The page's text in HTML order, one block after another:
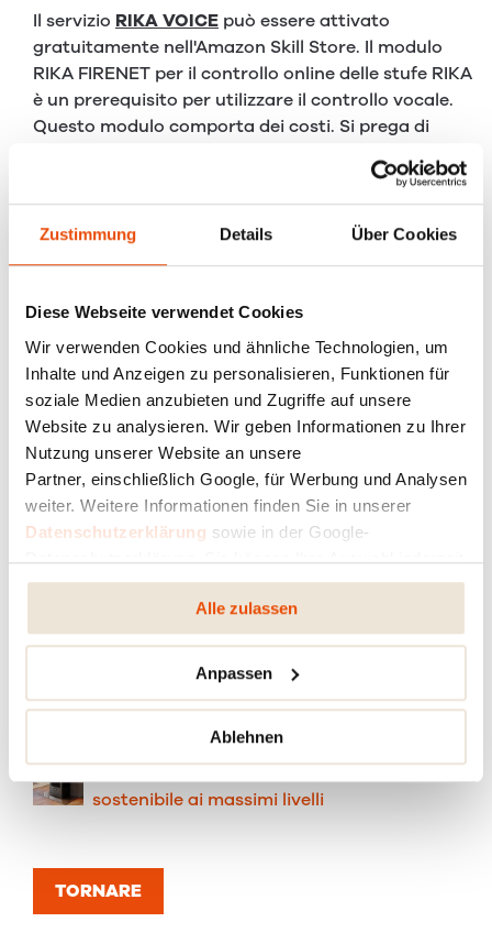
Zustimmung Details Über Cookies
Diese Webseite verwendet Cookies
Wir verwenden Cookies und ähnliche Technologien, um
Inhalte und Anzeigen zu personalisieren, Funktionen für
soziale Medien anzubieten und Zugriffe auf unsere
Website zu analysieren. Wir geben Informationen zu Ihrer
Nutzung unserer Website an unsere
Partner, einschließlich Google, für Werbung und Analysen
weiter. Weitere Informationen finden Sie in unserer
Datenschutzerklärung sowie in der Google-
Datenschutzerklärung. Sie können Ihre Auswahl jederzeit
ändern oder widerrufen.
Alle zulassen
Anpassen
Ablehnen
Il servizio RIKA VOICE può essere attivato
gratuitamente nell'Amazon Skill Store. Il modulo
RIKA FIRENET per il controllo online delle stufe RIKA
è un prerequisito per utilizzare il controllo vocale.
Questo modulo comporta dei costi. Si prega di
+
ALTRI ARTICOLI INTERESSANTI
La stufa a pellet MASTERPIECE 1951:
fuoco e storia
Quando una scintilla si trasforma in un
fuoco che durerà per generazioni — 75 anni
di RIKA
Calore silenzioso grazie alla tecnologia
Perfetta eleganza ovale
sostenibile ai massimi livelli
TORNARE